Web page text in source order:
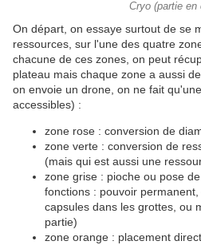
Cryo (partie en
On départ, on essaye surtout de se
ressources, sur l'une des quatre
chacune de ces zones, on peut
plateau mais chaque zone a aussi
on envoie un drone, on ne fait
accessibles) :
zone rose : conversion de
zone verte : conversion de
(mais qui est aussi une
zone grise : pioche ou pose
fonctions : pouvoir
capsules dans les grottes, ou
partie)
zone orange : placement